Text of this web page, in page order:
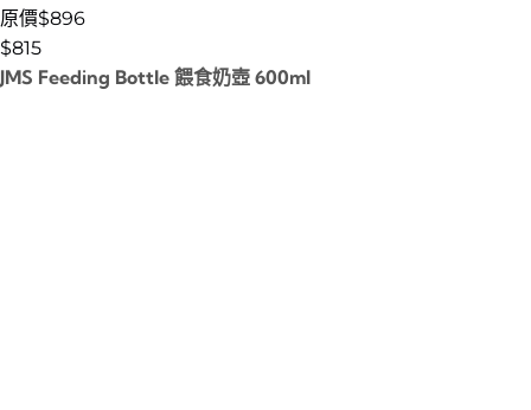
原價$896
$815
JMS Feeding Bottle 餵食奶壺 600ml